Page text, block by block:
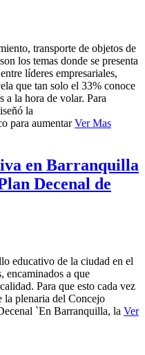
transporte de objetos de
los temas donde se presenta
líderes empresariales,
que tan solo el 33% conoce
a la hora de volar. Para
la
para aumentarVer Mas
en Barranquilla
Decenal de
educativo de la ciudad en el
encaminados a que
Para que esto cada vez
la plenaria del Concejo
`En Barranquilla, la Ver